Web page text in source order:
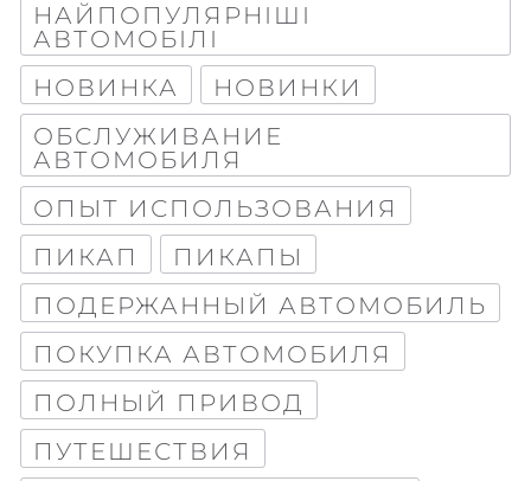
НАЙПОПУЛЯРНІШІ
АВТОМОБІЛІ
НОВИНКА
НОВИНКИ
ОБСЛУЖИВАНИЕ
АВТОМОБИЛЯ
ОПЫТ ИСПОЛЬЗОВАНИЯ
ПИКАП
ПИКАПЫ
ПОДЕРЖАННЫЙ АВТОМОБИЛЬ
ПОКУПКА АВТОМОБИЛЯ
ПОЛНЫЙ ПРИВОД
ПУТЕШЕСТВИЯ